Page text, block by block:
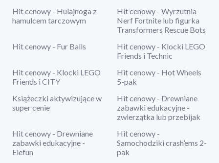
Hit cenowy - Hulajnoga z
hamulcem tarczowym
Hit cenowy - Wyrzutnia
Nerf Fortnite lub figurka
Transformers Rescue Bots
Hit cenowy - Fur Balls
Hit cenowy - Klocki LEGO
Friends i Technic
Hit cenowy - Klocki LEGO
Friends i CITY
Hit cenowy - Hot Wheels
5-pak
Książeczki aktywizujące w
super cenie
Hit cenowy - Drewniane
zabawki edukacyjne -
zwierzątka lub przebijak
Hit cenowy - Drewniane
zabawki edukacyjne -
Elefun
Hit cenowy -
Samochodziki crash’ems 2-
pak